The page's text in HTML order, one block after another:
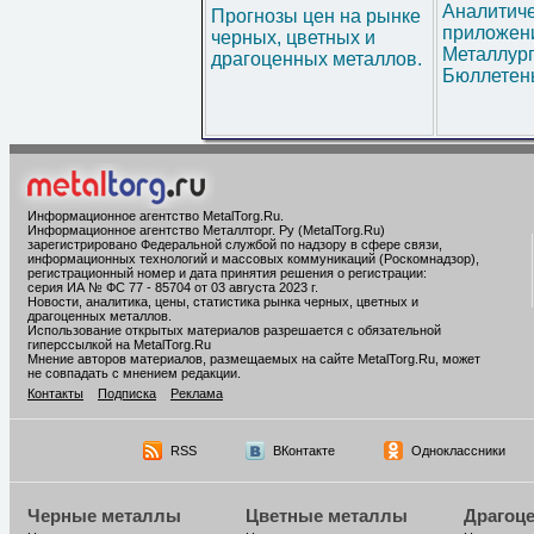
Прогнозы цен на рынке
черных, цветных и
драгоценных металлов.
Информационное агентство MetalTorg.Ru
Информационное агентство Металлторг. Ру (MetalTorg.Ru)
зарегистрировано Федеральной службой по надзору в сфере связи,
информационных технологий и массовых коммуникаций (Роскомнадзор),
регистрационный номер и дата принятия решения о регистрации:
серия ИА № ФС 77 - 85704 от 03 августа 2023 г.
Новости, аналитика, цены, статистика рынка черных, цветных и
драгоценных металлов.
Использование открытых материалов разрешается с обязательной
гиперссылкой на MetalTorg.Ru
Мнение авторов материалов, размещаемых на сайте MetalTorg.Ru, может
не совпадать с мнением редакции.
Контакты
Подписка Реклама
RSS ВКонтакте Одноклассники
Черные металлы Цветные металлы